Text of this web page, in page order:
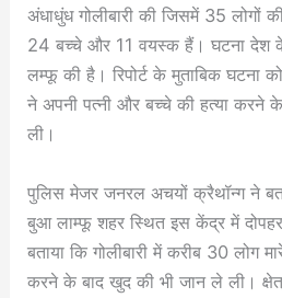
अंधाधुंध गोलीबारी की जिसमें 35 लोगों
24 बच्चे और 11 वयस्क हैं। घटना देश के
लम्फू की है। रिपोर्ट के मुताबिक घटना
ने अपनी पत्नी और बच्चे की हत्या करने
ली।
पुलिस मेजर जनरल अचयों क्रैथॉन्ग ने
बुआ लाम्फू शहर स्थित इस केंद्र में दोपहर
बताया कि गोलीबारी में करीब 30 लोग
करने के बाद खुद की भी जान ले ली।